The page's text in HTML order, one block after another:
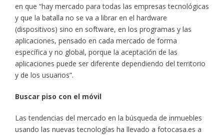
en que “hay mercado para todas las empresas tecnológicas
y que la batalla no se va a librar en el hardware
(dispositivos) sino en software, en los programas y las
aplicaciones, pensado en cada mercado de forma
específica y no global, porque la aceptación de las
aplicaciones puede ser diferente dependiendo del territorio
y de los usuarios”.
Buscar piso con el móvil
Las tendencias del mercado en la búsqueda de inmuebles
usando las nuevas tecnologías ha llevado a fotocasa.es a